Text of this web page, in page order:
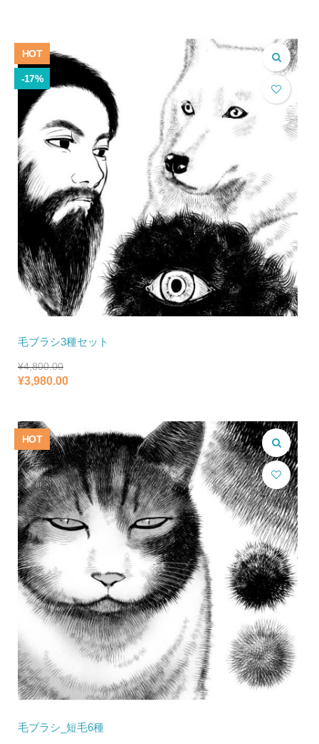
HOT
-17%
毛ブラシ3種セット
¥4,800.00
元
格
は
¥4,800.00
で
し
た。
¥3,980.00
格
は
¥3,980.00
で
す。
HOT
毛ブラシ_短毛6種